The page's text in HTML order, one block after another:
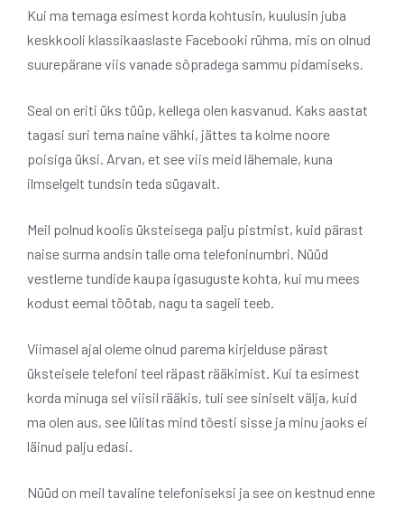
Kui ma temaga esimest korda kohtusin, kuulusin juba
keskkooli klassikaaslaste Facebooki rühma, mis on olnud
suurepärane viis vanade sõpradega sammu pidamiseks.
Seal on eriti üks tüüp, kellega olen kasvanud. Kaks aastat
tagasi suri tema naine vähki, jättes ta kolme noore
poisiga üksi. Arvan, et see viis meid lähemale, kuna
ilmselgelt tundsin teda sügavalt.
Meil polnud koolis üksteisega palju pistmist, kuid pärast
naise surma andsin talle oma telefoninumbri. Nüüd
vestleme tundide kaupa igasuguste kohta, kui mu mees
kodust eemal töötab, nagu ta sageli teeb.
Viimasel ajal oleme olnud parema kirjelduse pärast
üksteisele telefoni teel räpast rääkimist. Kui ta esimest
korda minuga sel viisil rääkis, tuli see siniselt välja, kuid
ma olen aus, see lülitas mind tõesti sisse ja minu jaoks ei
läinud palju edasi.
Nüüd on meil tavaline telefoniseksi ja see on kestnud enne